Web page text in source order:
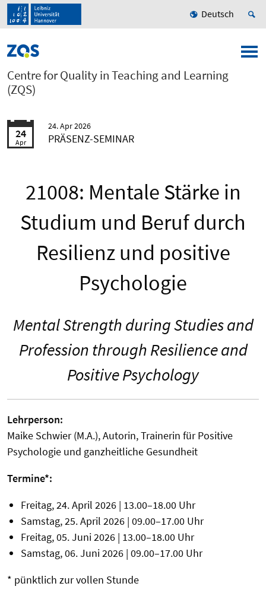
Deutsch
Centre for Quality in Teaching and Learning
(ZQS)
24
Apr
24. Apr 2026
PRÄSENZ-SEMINAR
21008: Mentale Stärke in
Studium und Beruf durch
Resilienz und positive
Psychologie
Mental Strength during Studies and
Profession through Resilience and
Positive Psychology
Lehrperson:
Maike Schwier (M.A.), Autorin, Trainerin für Positive
Psychologie und ganzheitliche Gesundheit
Termine*:
Freitag, 24. April 2026 | 13.00–18.00 Uhr
Samstag, 25. April 2026 | 09.00–17.00 Uhr
Freitag, 05. Juni 2026 | 13.00–18.00 Uhr
Samstag, 06. Juni 2026 | 09.00–17.00 Uhr
* pünktlich zur vollen Stunde